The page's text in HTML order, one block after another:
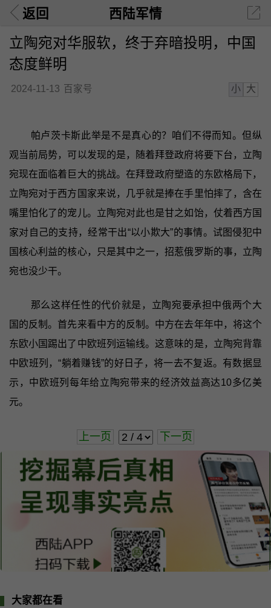
返回 西陆军情
立陶宛对华服软，终于弃暗投明，中国
态度鲜明
2024-11-13 百家号 小 大
帕卢茨卡斯此举是不是真心的？咱们不得而知。但纵
观当前局势，可以发现的是，随着拜登政府将要下台，立陶
宛现在面临着巨大的挑战。在拜登政府塑造的东欧格局下，
立陶宛对于西方国家来说，几乎就是捧在手里怕摔了，含在
嘴里怕化了的宠儿。立陶宛对此也是甘之如饴，仗着西方国
家对自己的支持，经常干出“以小欺大”的事情。试图侵犯中
国核心利益的核心，只是其中之一，招惹俄罗斯的事，立陶
宛也没少干。
那么这样任性的代价就是，立陶宛要承担中俄两个大
国的反制。首先来看中方的反制。中方在去年年中，将这个
东欧小国踢出了中欧班列运输线。这意味的是，立陶宛背靠
中欧班列，“躺着赚钱”的好日子，将一去不复返。有数据显
示，中欧班列每年给立陶宛带来的经济效益高达10多亿美
元。
上一页 下一页
大家都在看